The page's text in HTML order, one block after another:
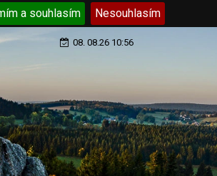
a souhlasím Nesouhlasím
08. 08.26 10:56